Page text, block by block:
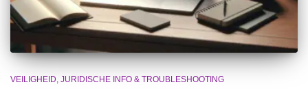
VEILIGHEID, JURIDISCHE INFO & TROUBLESHOOTING